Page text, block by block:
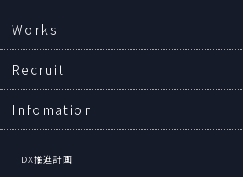
Works
Recruit
Infomation
DX推進計画